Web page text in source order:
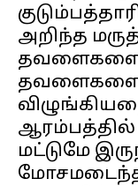
அறிந்த
தவளைகளை
தவளைகளை
மட்டுமே